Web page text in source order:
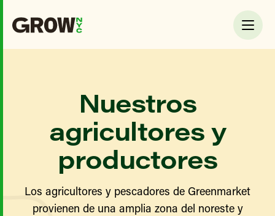
Nuestros
agricultores y
productores
Los agricultores y pescadores de Greenmarket
provienen de una amplia zona del noreste y